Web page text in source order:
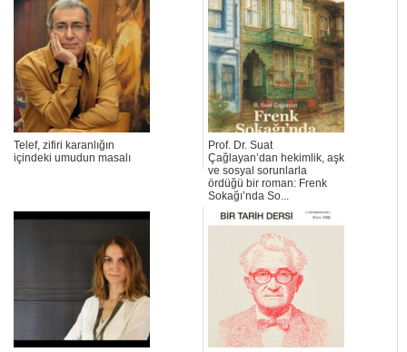
Telef, zifiri karanlığın
içindeki umudun masalı
Prof. Dr. Suat
Çağlayan’dan hekimlik, aşk
ve sosyal sorunlarla
ördüğü bir roman: Frenk
Sokağı’nda So...